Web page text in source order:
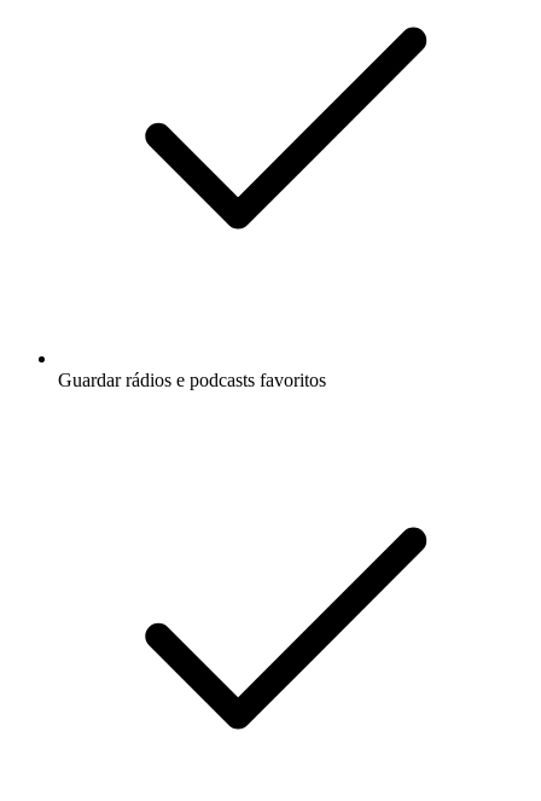
Guardar rádios e podcasts favoritos